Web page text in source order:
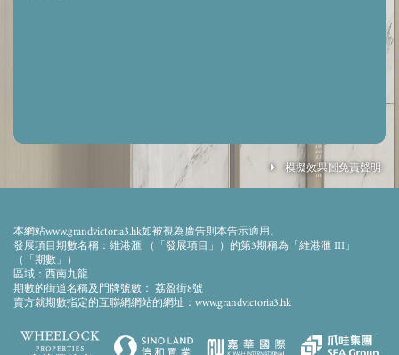
模擬效果圖免責聲明
觀、外觀或周邊環境。模擬效果圖及上述的設施、裝置、裝修物料、設備、裝飾物、植
物、園景及其他物件等未必會在落成後的發展項目期數或其附近出現。模擬效果圖内的
顔色、用料、裝置、裝修物料、設備、裝飾物、植物、園景及其他物件等並非交樓標
準，未必會在實際發展項目期數或其任何部分出現。發展項目期數外牆、平台及天台可
能存在之喉管、管綫、冷氣機及格柵等及周邊環境及建築物並無完全顯示。賣方建議準
買家到有關發展地盤作實地考察，以對該發展地盤、其周邊地區環境及附近的公共設施
有較佳了解。模擬效果圖及本廣告/宣傳資料並不構成亦不得被詮釋成賣方就發展項目期
時改動建築物圖則及其他圖則，發展項目及/或期數之設計以政府相關部門取後批准之圖
則為準。
本網站www.grandvictoria3.hk如被視為廣告則本告示適用。
發展項目期數名稱：維港滙 （「發展項目」）的第3期稱為「維港滙 III」
（「期數」）
區域：西南九龍
期數的街道名稱及門牌號數： 荔盈街8號
賣方就期數指定的互聯網網站的網址：www.grandvictoria3.hk